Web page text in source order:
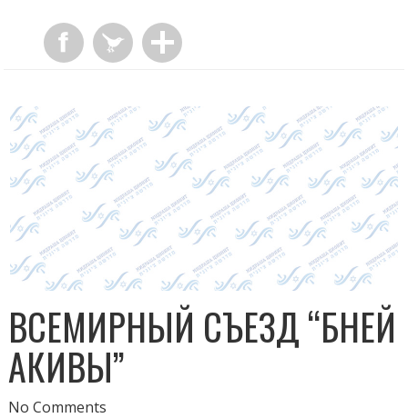
ВСЕМИРНЫЙ СЪЕЗД “БНЕЙ
АКИВЫ”
No Comments